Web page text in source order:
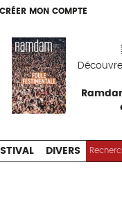
CRÉER MON COMPTE
CRÉER MON COMPTE
EXPOS
DIVERS